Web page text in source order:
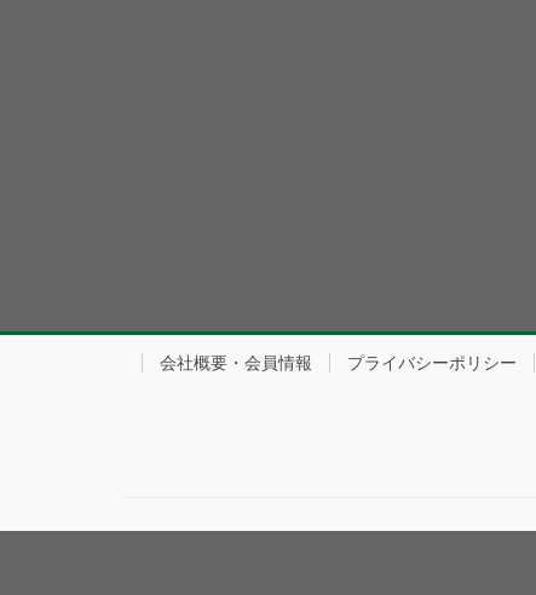
会社概要・会員情報 プライバシーポリシー